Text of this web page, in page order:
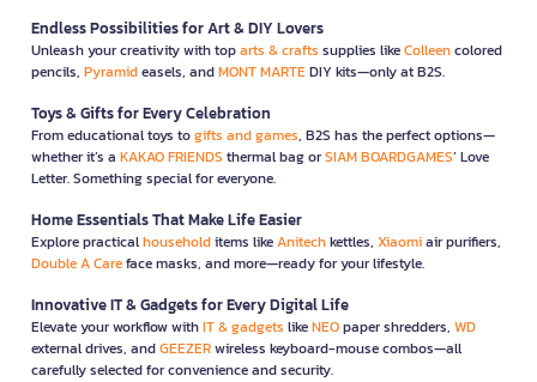
Endless Possibilities for Art & DIY Lovers
Unleash your creativity with toparts & crafts supplies likeColleencolored
pencils, Pyramideasels, andMONT MARTEDIY kits—only at B2S.
Toys & Gifts for Every Celebration
From educational toys togifts and games, B2S has the perfect options—
whether it’s a KAKAO FRIENDS thermal bag orSIAM BOARDGAMES’ Love
Letter. Something special for everyone.
Home Essentials That Make Life Easier
Explore practicalhouseholditems likeAnitechkettles, Xiaomiair purifiers,
Double A Careface masks, and more—ready for your lifestyle.
Innovative IT & Gadgets for Every Digital Life
Elevate your workflow withIT & gadgets likeNEOpaper shredders, WD
external drives, andGEEZERwireless keyboard-mouse combos—all
carefully selected for convenience and security.